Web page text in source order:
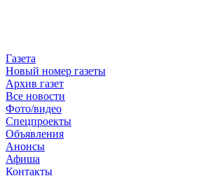
Газета
Новый номер газеты
Архив газет
Все новости
Фото/видео
Спецпроекты
Объявления
Анонсы
Афиша
Контакты